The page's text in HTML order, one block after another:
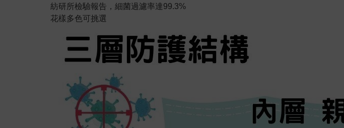
紡研所檢驗報告，細菌過濾率達99.3%
花樣多色可挑選